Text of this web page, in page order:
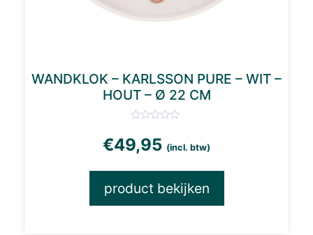
WANDKLOK – KARLSSON PURE – WIT –
HOUT – Ø 22 CM
€49,95 (incl. btw)
product bekijken